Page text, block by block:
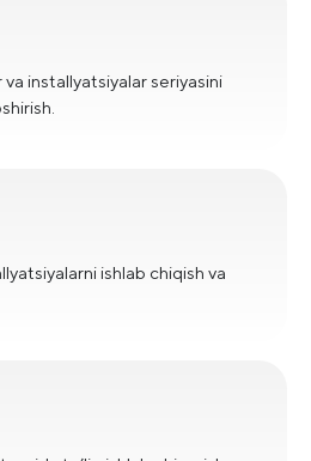
installyatsiyalar seriyasini
ishlab chiqish va